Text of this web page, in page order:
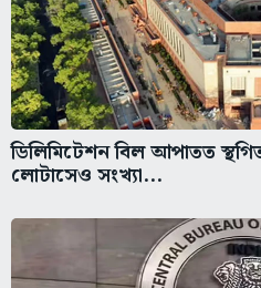
ডিলিমিটেশন বিল আপাতত
লোটাসেও সংখ্যা...